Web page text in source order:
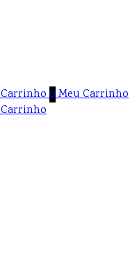
Carrinho0Meu Carrinho
Carrinho